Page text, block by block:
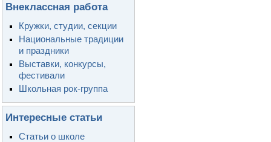
Внеклассная работа
Кружки, студии, секции
Национальные традиции
и праздники
Выставки, конкурсы,
фестивали
Школьная рок-группа
Интересные статьи
Статьи о школе